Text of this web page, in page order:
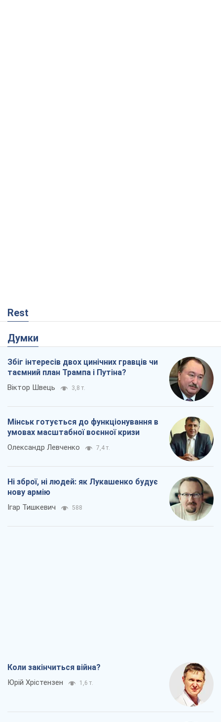
Rest
Думки
Збіг інтересів двох цинічних гравців чи
таємний план Трампа і Путіна?
Віктор Швець 3,8 т.
Мінськ готується до функціонування в
умовах масштабної воєнної кризи
Олександр Левченко 7,4 т.
Ні зброї, ні людей: як Лукашенко будує
нову армію
Ігар Тишкевич 588
Коли закінчиться війна?
Юрій Хрістензен 1,6 т.